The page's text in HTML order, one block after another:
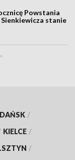
Powstania
stanie
/
KIELCE /
/